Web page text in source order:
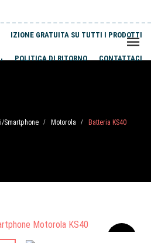
GRATUITA SU TUTTI I PRODOTTI
POLITICA DI RITORNO CONTATTACI
Smartphone / Motorola / Batteria KS40